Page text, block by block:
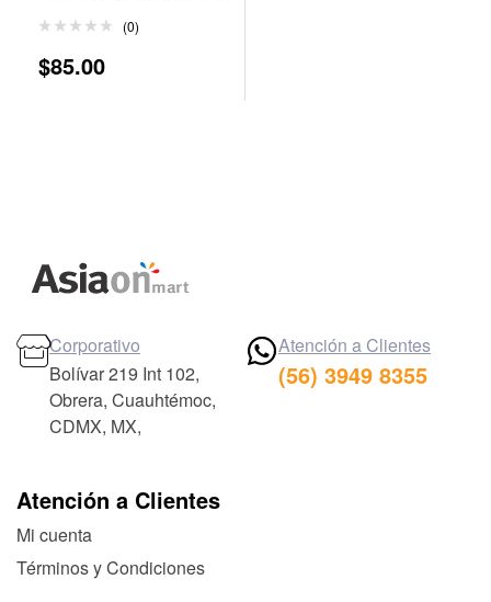
(0)
$85.00
Atención a Clientes
Mi cuenta
Términos y Condiciones
Corporativo
Bolívar 219 Int 102,
Obrera, Cuauhtémoc,
CDMX, MX,
Atención a Clientes
(56) 3949 8355